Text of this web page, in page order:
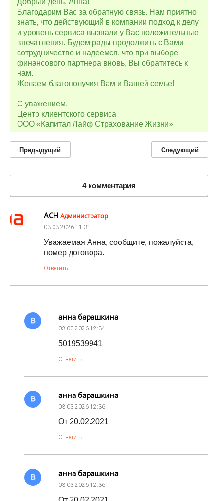
Добрый день, Анна!
Благодарим Вас за обратную связь. Нам приятно
знать, что действующий в компании подход к делу
и уровень сервиса вызвали у Вас положительные
впечатления. Будем рады продолжить с Вами
сотрудничество и надеемся, что при выборе
финансового партнера вновь, Вы обратитесь к
нам.
Желаем благополучия Вам и Вашей семье!
С уважением,
Центр клиентского сервиса
ООО «Капитал Лайф Страхование Жизни»
Предыдущий Следующий
4 комментария
АСН Администратор
03.03.2026 11:31
Уважаемая Анна, сообщите, пожалуйста,
номер договора.
Ответить
анна барашкина
03.03.2026 12:34
5019539941
Ответить
анна барашкина
03.03.2026 12:36
От 20.02.2021
Ответить
анна барашкина
03.03.2026 12:36